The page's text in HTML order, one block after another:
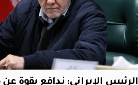
الرئيس الإيراني: ندافع بقوة